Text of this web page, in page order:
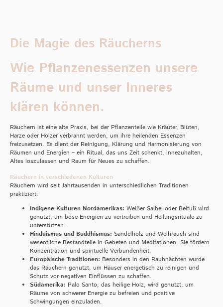
Die Magie des Räucherns
Wie Pflanzenessenzen unsere
Räume und unser Inneres
klären können.
Räuchern ist eine alte Praxis, bei der Pflanzenteile wie Kräuter, Blüten,
Harze oder Hölzer verbrannt werden, um ihre heilenden Essenzen
freizusetzen. Es dient der Reinigung, Klärung und Harmonisierung von
Räumen und Energien – ein Ritual, das uns Zeit schenkt, innezuhalten,
Altes loszulassen und Raum für Neues zu schaffen.
Räuchern in verschiedenen Kulturen
Räuchern wird seit Jahrtausenden in unterschiedlichen Traditionen
praktiziert:
Indigene Kulturen Nordamerikas: Weißer Salbei oder Beifuß wird
genutzt, um böse Energien zu vertreiben und Heilungsrituale zu
unterstützen.
Hinduismus und Buddhismus: Sandelholz und Weihrauch sind
wesentliche Bestandteile in Gebeten und Meditationen. Sie fördern
Konzentration und spirituelle Verbundenheit.
Europäische Traditionen: Besonders in den Rauhnächten wurde
das Räuchern genutzt, um Häuser energetisch zu reinigen und
Schutz vor negativen Einflüssen zu schaffen.
Südamerika: Palo Santo, das heilige Holz, wird genutzt, um
Räume von schwerer Energie zu befreien und positive
Schwingungen einzuladen.